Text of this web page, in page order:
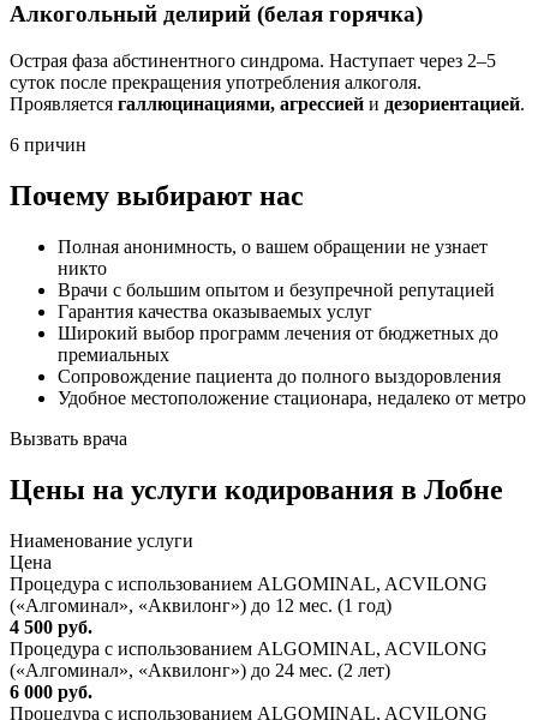
Алкогольный делирий (белая горячка)
Острая фаза абстинентного синдрома. Наступает через 2–5
суток после прекращения употребления алкоголя.
Проявляется галлюцинациями, агрессией и дезориентацией.
6 причин
Почему выбирают нас
Полная анонимность, о вашем обращении не узнает
никто
Врачи с большим опытом и безупречной репутацией
Гарантия качества оказываемых услуг
Широкий выбор программ лечения от бюджетных до
премиальных
Сопровождение пациента до полного выздоровления
Удобное местоположение стационара, недалеко от метро
Вызвать врача
Цены на услуги кодирования в Лобне
Ниaменование услуги
Цена
Процедура с использованием ALGOMINAL, ACVILONG
(«Алгоминал», «Аквилонг») до 12 мес. (1 год)
4 500 руб.
Процедура с использованием ALGOMINAL, ACVILONG
(«Алгоминал», «Аквилонг») до 24 мес. (2 лет)
6 000 руб.
Процедура с использованием ALGOMINAL, ACVILONG